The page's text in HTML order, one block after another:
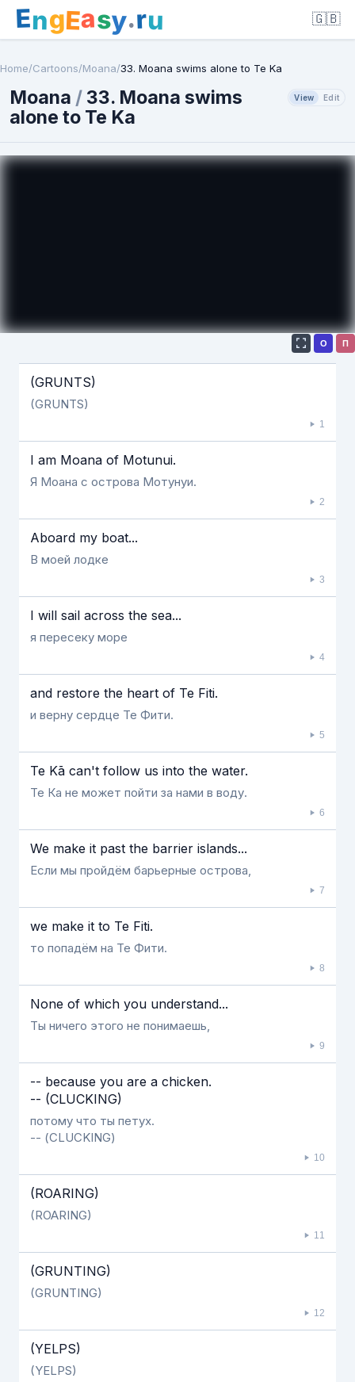
EngEasy.ru 🇬🇧
Home/Cartoons/Moana/33. Moana swims alone to Te Ka
Moana / 33. Moana swims
alone to Te Ka
View Edit
Если видео долго не грузится, выключите VPN
О П
(GRUNTS)
(GRUNTS)
1
I am Moana of Motunui.
Я Моана с острова Мотунуи.
2
Aboard my boat...
В моей лодке
3
I will sail across the sea...
я пересеку море
4
and restore the heart of Te Fiti.
и верну сердце Те Фити.
5
Te Kā can't follow us into the water.
Те Ка не может пойти за нами в воду.
6
We make it past the barrier islands...
Если мы пройдём барьерные острова,
7
we make it to Te Fiti.
то попадём на Те Фити.
8
None of which you understand...
Ты ничего этого не понимаешь,
9
-- because you are a chicken.
-- (CLUCKING)
потому что ты петух.
-- (CLUCKING)
10
(ROARING)
(ROARING)
11
(GRUNTING)
(GRUNTING)
12
(YELPS)
(YELPS)